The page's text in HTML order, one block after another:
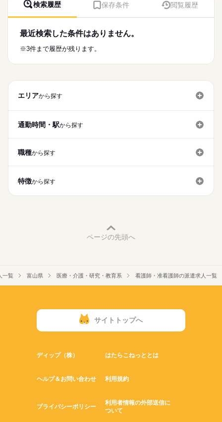
検索履歴 保存条件 閲覧履歴
最近検索した条件はありません。
※3件まで履歴が残ります。
エリアから探す
通勤時間・駅から探す
職種から探す
特徴から探す
ページの先頭へ
一覧 富山県 医療・介護・研究・教育系 看護師・准看護師の派遣求人一覧
サイトトップへ
ディップ（株） はたらこねっととは
ヘルプ＆お問い合わせ 利用規約
プライバシーポリシー
利用者情報の外部送信に
ついて